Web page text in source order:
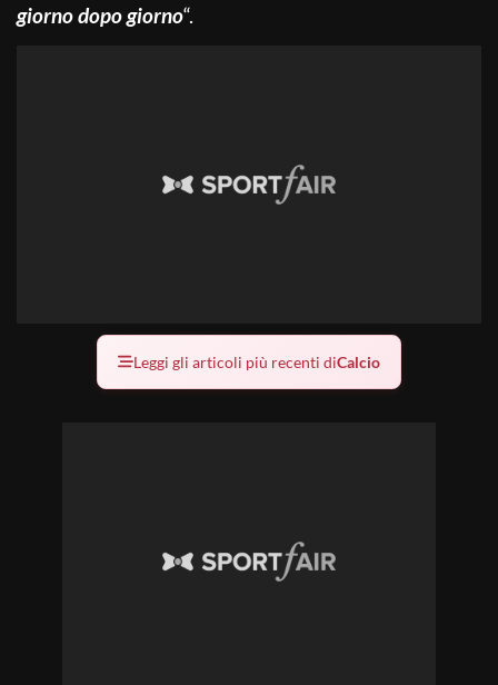
giorno dopo giorno“.
Leggi gli articoli più recenti diCalcio